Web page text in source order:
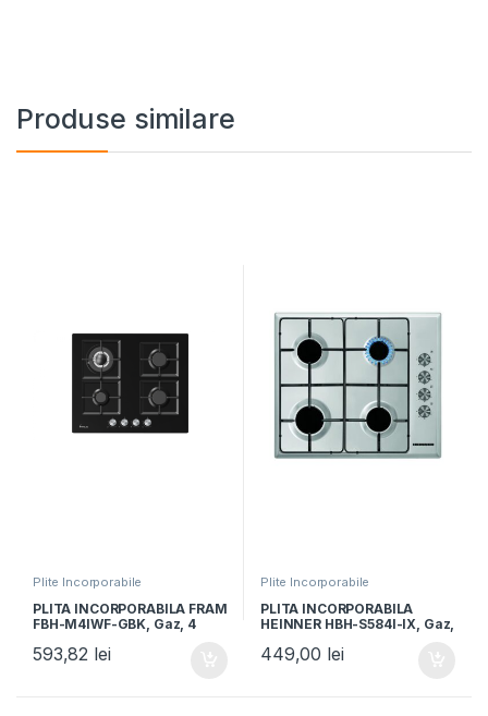
Produse similare
Plite Incorporabile
PLITA INCORPORABILA FRAM
FBH-M4IWF-GBK, Gaz, 4
Gratar fonta, Wok,
593,82 lei
Plite Incorporabile
PLITA INCORPORABILA
HEINNER HBH-S584I-IX, Gaz,
electrica, Inox
449,00 lei